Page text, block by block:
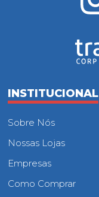
INSTITUCIONAL
Sobre Nós
Nossas Lojas
Empresas
Como Comprar